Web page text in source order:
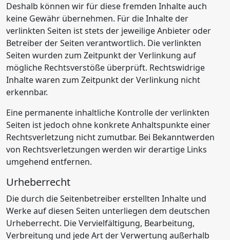
Deshalb können wir für diese fremden Inhalte auch
keine Gewähr übernehmen. Für die Inhalte der
verlinkten Seiten ist stets der jeweilige Anbieter oder
Betreiber der Seiten verantwortlich. Die verlinkten
Seiten wurden zum Zeitpunkt der Verlinkung auf
mögliche Rechtsverstöße überprüft. Rechtswidrige
Inhalte waren zum Zeitpunkt der Verlinkung nicht
erkennbar.
Eine permanente inhaltliche Kontrolle der verlinkten
Seiten ist jedoch ohne konkrete Anhaltspunkte einer
Rechtsverletzung nicht zumutbar. Bei Bekanntwerden
von Rechtsverletzungen werden wir derartige Links
umgehend entfernen.
Urheberrecht
Die durch die Seitenbetreiber erstellten Inhalte und
Werke auf diesen Seiten unterliegen dem deutschen
Urheberrecht. Die Vervielfältigung, Bearbeitung,
Verbreitung und jede Art der Verwertung außerhalb